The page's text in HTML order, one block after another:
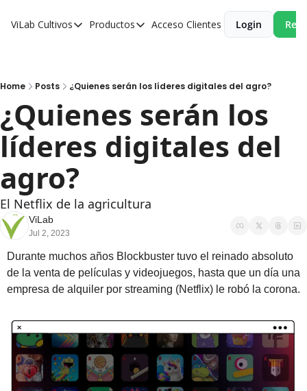
ViLab Cultivos
Cultivos
Olivos
Cítricos
Almendros
Nogales
Avellanos
Productos
Productos
Estudio de Zonificación
Monitoreo Satelital de Cultivos
Acceso Clientes Login
Home Posts ¿Quienes serán los líderes digitales del agro?
¿Quienes serán los
líderes digitales del
agro?
El Netflix de la agricultura
ViLab
Jul 2, 2023
Durante muchos años Blockbuster tuvo el reinado absoluto
de la venta de películas y videojuegos, hasta que un día una
empresa de alquiler por streaming (Netflix) le robó la corona.